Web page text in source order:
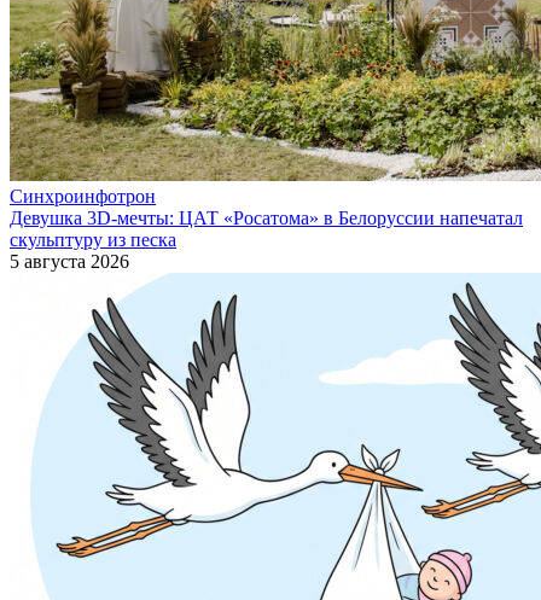
Синхроинфотрон
Девушка 3D-мечты: ЦАТ «Росатома» в Белоруссии напечатал
скульптуру из песка
5 августа 2026